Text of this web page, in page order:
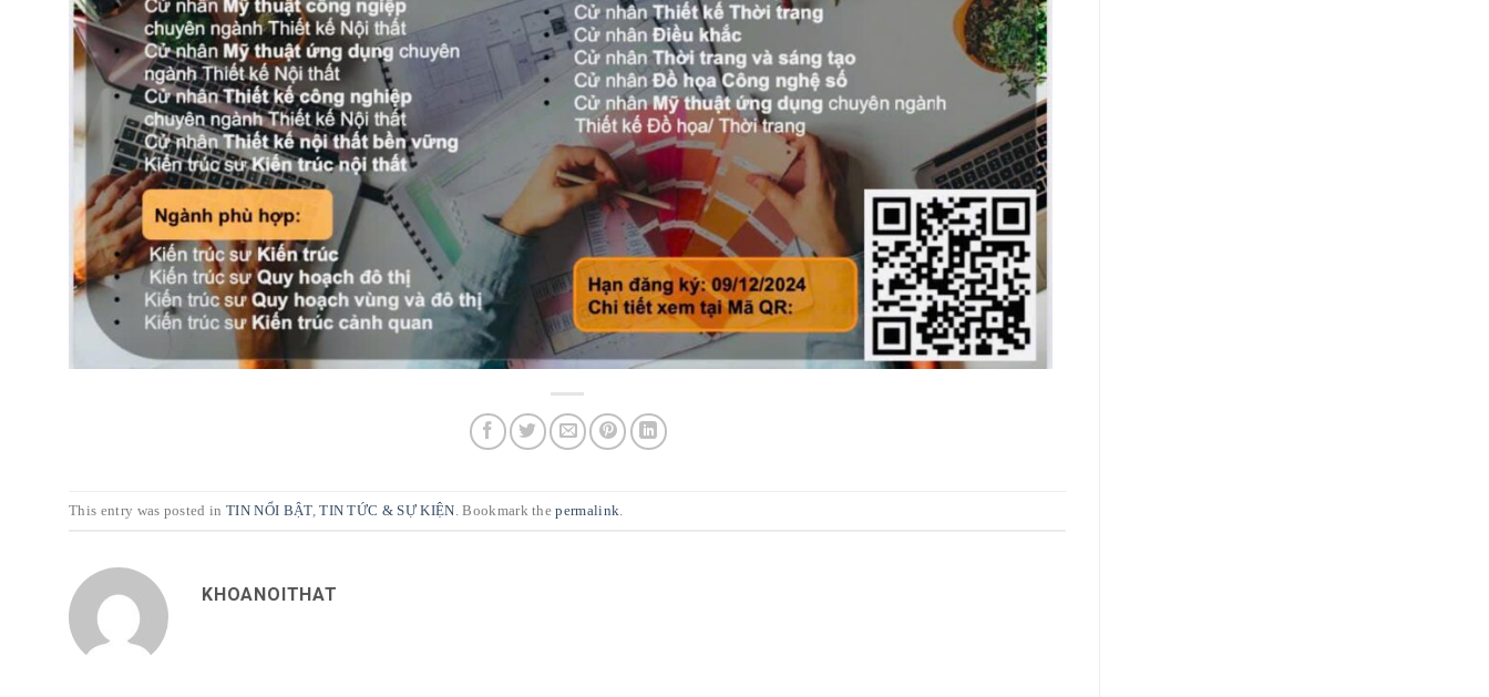
This entry was posted inTIN NỔI BẬT,TIN TỨC & SỰ KIỆN . Bookmark thepermalink
KHOANOITHAT